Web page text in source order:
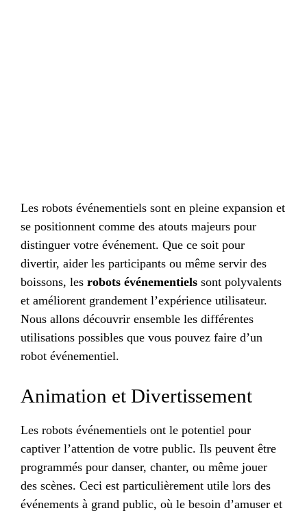
Les robots événementiels sont en pleine expansion et
se positionnent comme des atouts majeurs pour
distinguer votre événement. Que ce soit pour
divertir, aider les participants ou même servir des
boissons, les robots événementiels sont polyvalents
et améliorent grandement l’expérience utilisateur.
Nous allons découvrir ensemble les différentes
utilisations possibles que vous pouvez faire d’un
robot événementiel.
Animation et Divertissement
Les robots événementiels ont le potentiel pour
captiver l’attention de votre public. Ils peuvent être
programmés pour danser, chanter, ou même jouer
des scènes. Ceci est particulièrement utile lors des
événements à grand public, où le besoin d’amuser et